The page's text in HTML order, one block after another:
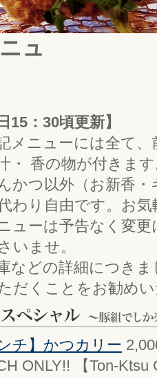
15：30頃更新】
メニューには全て
・ 香の物が付きま
かつ以外（お新香
わり自由です。お
ューは予告なく変更
いませ。
などの詳細につきま
だくことをお勧め
チ】かつカリー
ONLY!! 【Ton-